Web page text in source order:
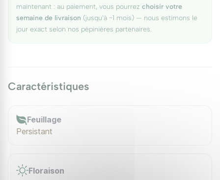
maintenant : au paiement, vous pourrez choisir votre
semaine de livraison (jusqu'à ~1 mois) — nous estimons le
jour exact selon nos pépinières partenaires.
Caractéristiques
Feuillage
Persistant
Floraison